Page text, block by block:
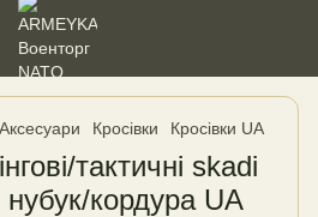
Кросівки Кросівки UA
тактичні skadi
кордура UA